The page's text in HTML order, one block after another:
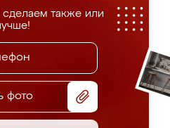
также или
фото